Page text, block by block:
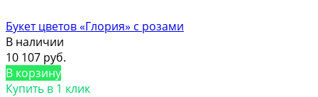
Букет цветов «Глория» с розами
В наличии
10 107 руб.
В корзину
Купить в 1 клик